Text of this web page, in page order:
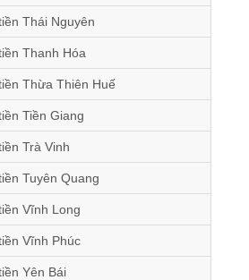
Thái Nguyên
Thanh Hóa
Thừa Thiên Huế
Tiền Giang
Trà Vinh
Tuyên Quang
Vĩnh Long
Vĩnh Phúc
Yên Bái